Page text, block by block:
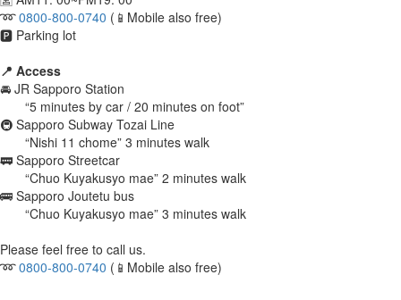
➿0800-800-0740 (📱Mobile also free)
🅿️ Parking lot
📍 Access
🚘 JR Sapporo Station
“5 minutes by car / 20 minutes on foot”
🚇 Sapporo Subway Tozai Line
“Nishi 11 chome” 3 minutes walk
🚃 Sapporo Streetcar
“Chuo Kuyakusyo mae” 2 minutes walk
🚌 Sapporo Joutetu bus
“Chuo Kuyakusyo mae” 3 minutes walk
Please feel free to call us.
➿0800-800-0740 (📱Mobile also free)